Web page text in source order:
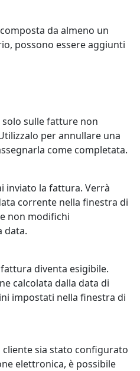
da almeno un
possono essere aggiunti
sulle fatture non
per annullare una
come completata.
inviato la fattura. Verrà
corrente nella finestra di
non modifichi
data.
diventa esigibile.
calcolata dalla data di
impostati nella finestra di
cliente sia stato configurato
elettronica, è possibile